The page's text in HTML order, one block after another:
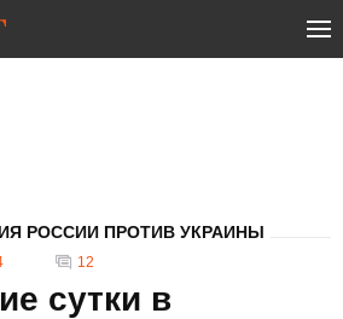
РОССИИ ПРОТИВ УКРАИНЫ
12
сутки в